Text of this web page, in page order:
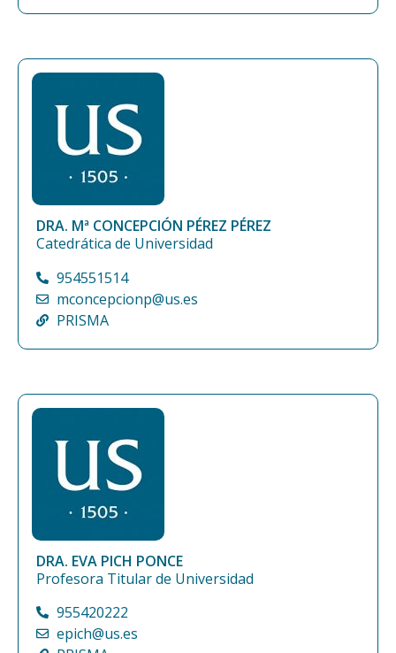
DRA. Mª CONCEPCIÓN PÉREZ PÉREZ
Catedrática de Universidad
954551514
mconcepcionp@us.es
PRISMA
DRA. EVA PICH PONCE
Profesora Titular de Universidad
955420222
epich@us.es